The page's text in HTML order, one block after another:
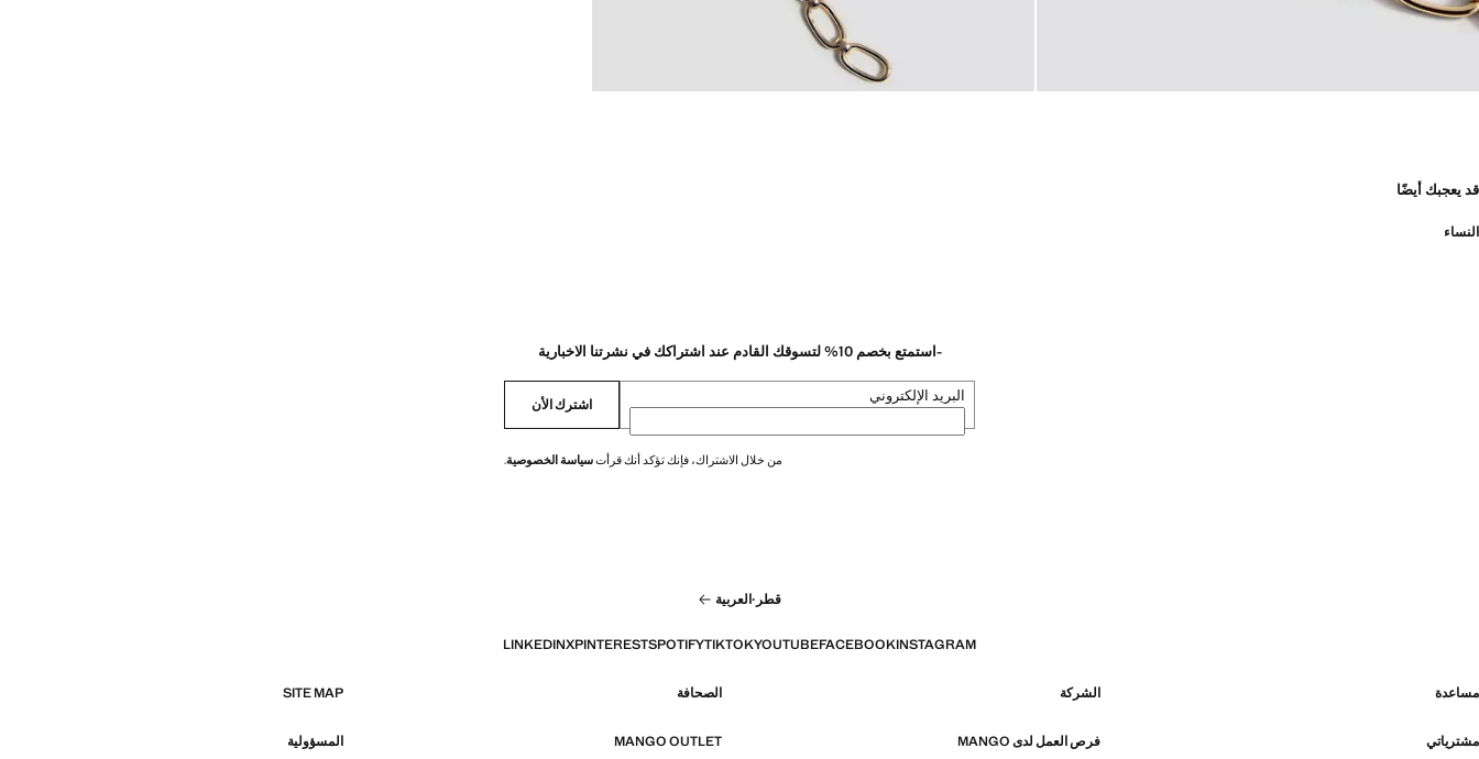
قد يعجبك أيضًا
النساء
-استمتع بخصم 10% لتسوقك القادم عند اشتراكك في نشرتنا الاخبارية
البريد الإلكتروني اشترك الأن
من خلال الاشتراك، فإنك تؤكد أنك قرأتسياسة الخصوصية.
قطر ·العربية
INSTAGRAM
FACEBOOK
YOUTUBE
TIKTOK
SPOTIFY
PINTEREST
X
LINKEDIN
مساعدة الشركة الصحافة SITE MAP
مشترياتي فرص العمل لدى MANGO MANGO OUTLET المسؤولية